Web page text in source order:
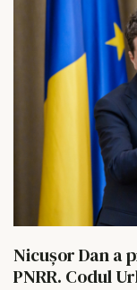
Nicușor Dan a
PNRR. Codul